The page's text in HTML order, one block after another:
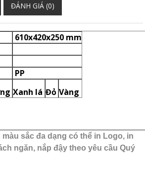
ĐÁNH GIÁ (0)
610x420x250 mm
PP
Xanh lá Đỏ Vàng
sắc đa dạng có thể in Logo, in
ngăn, nắp đậy theo yêu cầu Quý